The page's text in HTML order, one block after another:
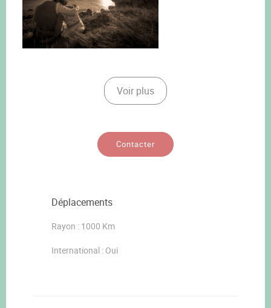
Voir plus
Contacter
Déplacements
Rayon : 1000 Km
International : Oui